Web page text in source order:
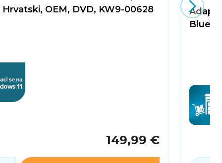
Hrvatski, OEM, DVD, KW9-00628
149,99 €